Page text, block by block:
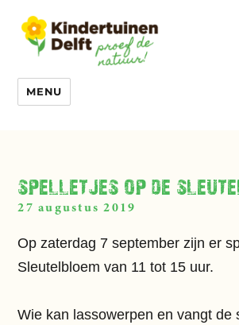
MENU
spelletjes op de
27 augustus 2019
Op zaterdag 7 september zijn er
Sleutelbloemvan 11 tot 15 uur.
Wie kan lassowerpen en vangt de